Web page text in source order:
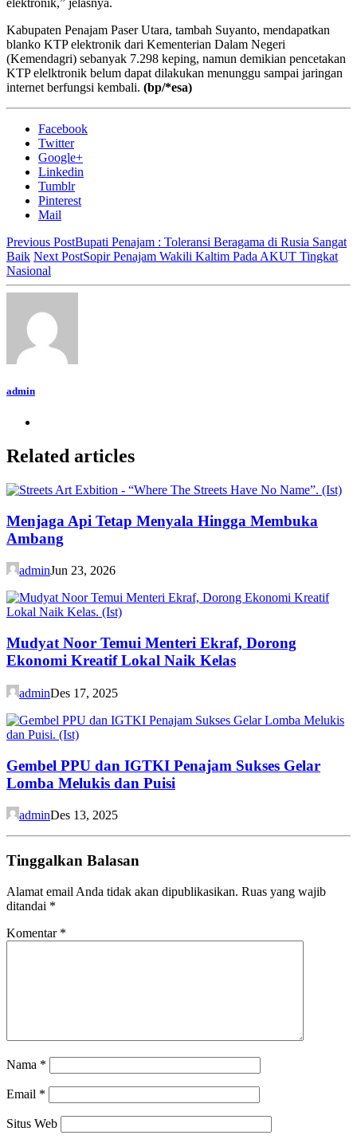
Kabupaten Penajam Paser Utara, tambah Suyanto, mendapatkan
blanko KTP elektronik dari Kementerian Dalam Negeri
(Kemendagri) sebanyak 7.298 keping, namun demikian pencetakan
KTP elelktronik belum dapat dilakukan menunggu sampai jaringan
internet berfungsi kembali. (bp/*esa)
Facebook
Twitter
Google+
Linkedin
Tumblr
Pinterest
Mail
Previous PostBupati Penajam : Toleransi Beragama di Rusia Sangat
Baik Next PostSopir Penajam Wakili Kaltim Pada AKUT Tingkat
Nasional
admin
Related articles
Menjaga Api Tetap Menyala Hingga Membuka
Ambang
adminJun 23, 2026
Mudyat Noor Temui Menteri Ekraf, Dorong
Ekonomi Kreatif Lokal Naik Kelas
adminDes 17, 2025
Gembel PPU dan IGTKI Penajam Sukses Gelar
Lomba Melukis dan Puisi
adminDes 13, 2025
Tinggalkan Balasan
Alamat email Anda tidak akan dipublikasikan. Ruas yang wajib
ditandai *
Komentar *
Nama *
Email *
Situs Web